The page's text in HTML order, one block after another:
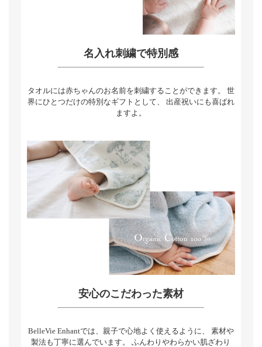
名入れ刺繍で特別感
タオルには赤ちゃんのお名前を刺繍することができます。 世
界にひとつだけの特別なギフトとして、 出産祝いにも喜ばれ
ますよ。
安心のこだわった素材
BelleVie Enhantでは、親子で心地よく使えるように、 素材や
製法も丁寧に選んでいます。 ふんわりやわらかい肌ざわり